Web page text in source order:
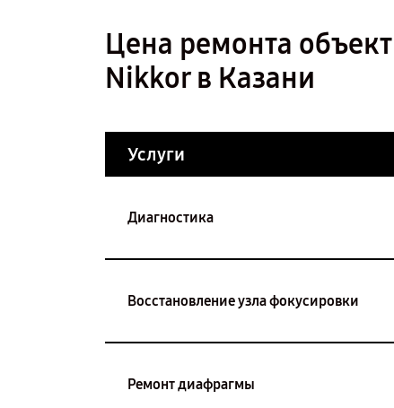
Цена ремонта
Nikkor в Казани
Услуги
Диагностика
Восстановление узла фокусировки
Ремонт диафрагмы